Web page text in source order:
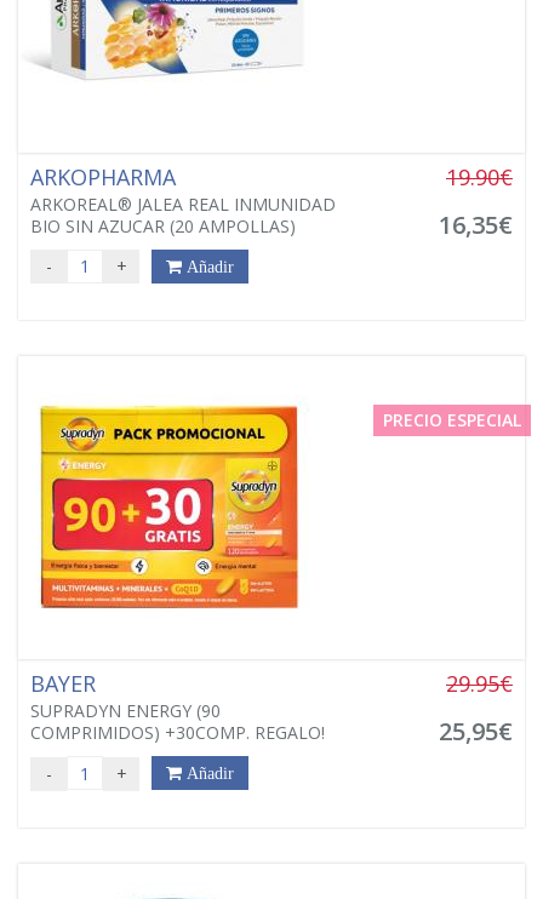
ARKOPHARMA
ARKOREAL® JALEA REAL INMUNIDAD
BIO SIN AZUCAR (20 AMPOLLAS)
19.90€
16,35€
- + Añadir
PRECIO ESPECIAL
BAYER
SUPRADYN ENERGY (90
COMPRIMIDOS) +30COMP. REGALO!
29.95€
25,95€
- + Añadir